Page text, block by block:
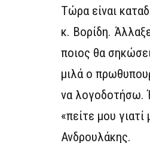
Τώρα είναι
κ. Βορίδη.
ποιος θα
μιλά ο
να λογοδοτήσω.
«πείτε μου
Ανδρουλάκης.